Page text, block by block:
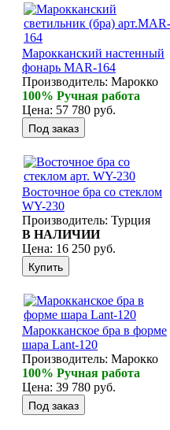
Марокканский настенный
фонарь MAR-164
Производитель: Марокко
100% Ручная работа
Цена: 57 780 руб.
Восточное бра со стеклом
WY-230
Производитель: Турция
В НАЛИЧИИ
Цена: 16 250 руб.
Марокканское бра в форме
шара Lant-120
Производитель: Марокко
100% Ручная работа
Цена: 39 780 руб.